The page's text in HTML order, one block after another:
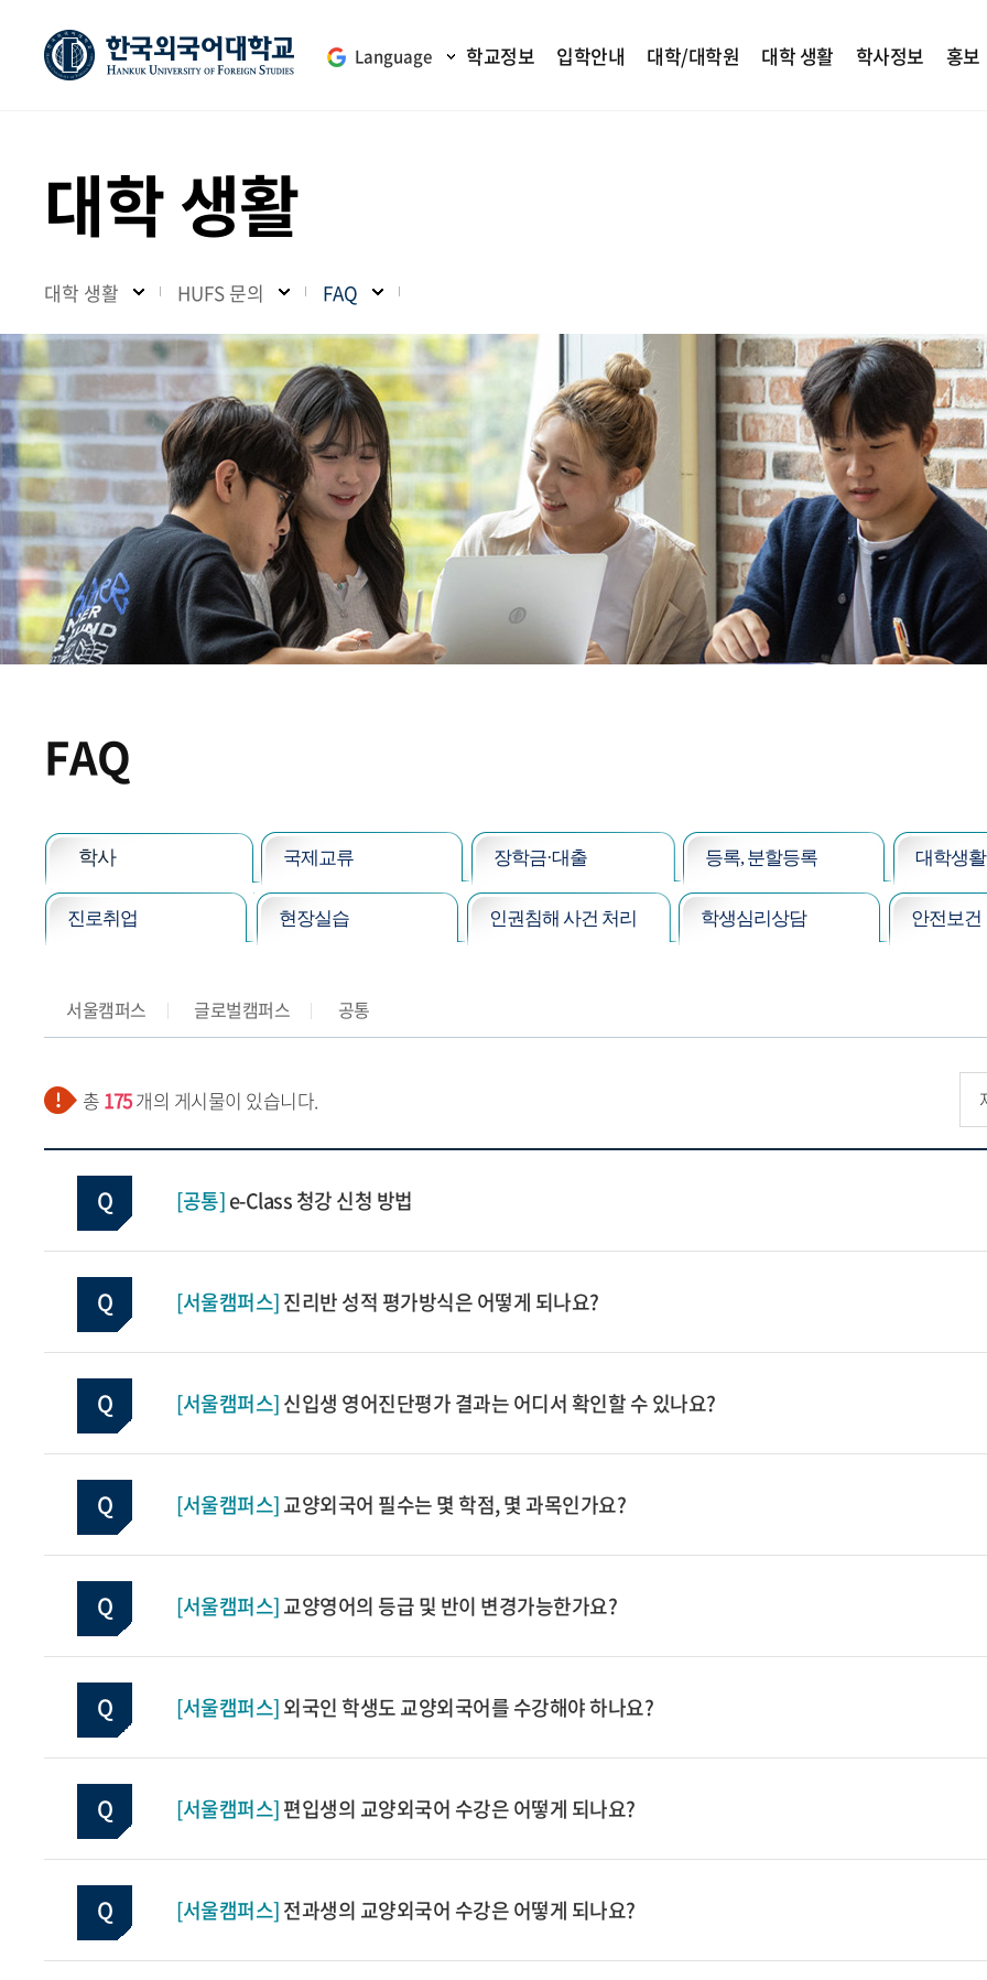
Language 학교정보 입학안내 대학/대학원 대학 생활 학사정보 홍보
대학 생활
대학 생활 HUFS 문의 FAQ
FAQ
학사 국제교류 장학금·대출 등록, 분할등록 대학생활
진로취업 현장실습 인권침해 사건 처리 학생심리상담 안전보건
서울캠퍼스 글로벌캠퍼스 공통
총 175개의 게시물이 있습니다.
[공통]e-Class 청강 신청 방법
[서울캠퍼스]진리반 성적 평가방식은 어떻게 되나요?
[서울캠퍼스]신입생 영어진단평가 결과는 어디서 확인할 수 있나요?
[서울캠퍼스]교양외국어 필수는 몇 학점, 몇 과목인가요?
[서울캠퍼스]교양영어의 등급 및 반이 변경가능한가요?
[서울캠퍼스]외국인 학생도 교양외국어를 수강해야 하나요?
[서울캠퍼스]편입생의 교양외국어 수강은 어떻게 되나요?
[서울캠퍼스]전과생의 교양외국어 수강은 어떻게 되나요?